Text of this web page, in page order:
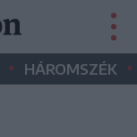
• HÁROMSZÉK •